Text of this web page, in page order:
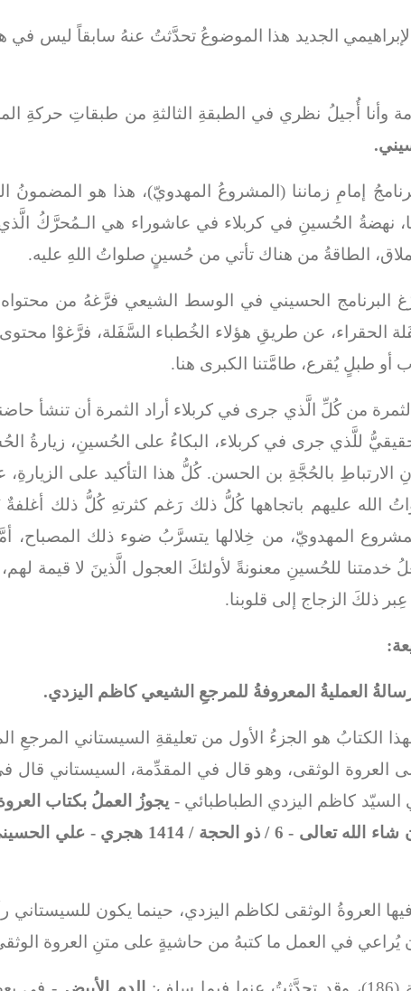
الجديد هذا الموضوعُ تحدَّثتُ عنهُ سابقاً ليس في
وأنا أُجيلُ نظري في الطبقةِ الثالثةِ من طبقاتِ حركةِ
إمامِ زماننا (المشروعُ المهدويّ)، هذا هو المضمونُ
نهضةُ الحُسينِ في كربلاء في عاشوراء هي الـمُحرَّكُ
الطاقةُ من هناك تأتي من حُسينٍ صلواتُ اللهِ عليه.
البرنامج الحسيني في الوسط الشيعي فرَّغهُ من
عن طريقِ هؤلاء الخُطباء السَّفَلة، فرَّغوْا
طبلٍ يُقرع، طامَّتنا الكبرى هنا.
من كُلِّ الَّذي جرى في كربلاء أراد الثمرة أن تنشأ
للَّذي جرى في كربلاء، البكاءُ على الحُسينِ، زيارةُ
الارتباطِ بالحُجَّةِ بن الحسن. كُلُّ هذا التأكيد على
الله عليهم باتجاهها كُلُّ ذلك رَغم كثرتهِ كُلُّ ذلك
المهدويّ، من خِلالها يتسرَّبُ ضوء ذلك المصباح،
للحُسينِ معنونةً لأولئكَ العجول الَّذينَ لا قيمة
ذلكَ الزجاج إلى قلوبنا.
العمليةُ المعروفةُ للمرجعِ الشيعي كاظم اليزدي.
الكتابُ هو الجزءُ الأول من تعليقةِ السيستاني المرجعِ
العروة الوثقى، وهو قال في المقدِّمة، السيستاني قال
السيّد كاظم اليزدي الطباطبائي - يجوزُ العملُ بكتاب
هجري - علي الحسيني السيستاني
العروةُ الوثقى لكاظم اليزدي، حينما يكون
يُراعي في العمل ما كتبهُ من حاشيةٍ على متنِ العروة